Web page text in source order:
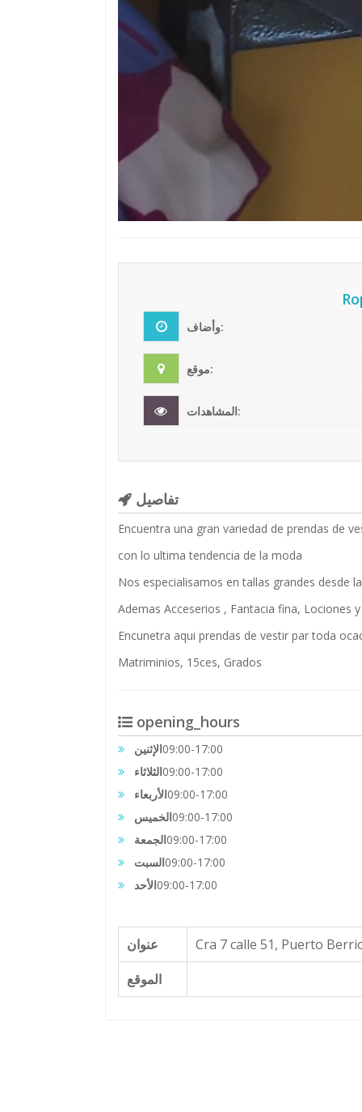
وأضاف:
موقع:
المشاهدات:
تفاصيل
Encuentra una gran variedad de prendas de
con lo ultima tendencia de la moda
Nos especialisamos en tallas grandes desde
Ademas Acceserios , Fantacia fina, Lociones
Encunetra aqui prendas de vestir par toda
Matriminios, 15ces, Grados
opening_hours
الإثنين09:00-17:00
الثلاثاء09:00-17:00
الأربعاء09:00-17:00
الخميس09:00-17:00
الجمعة09:00-17:00
السبت09:00-17:00
الأحد09:00-17:00
عنوان
Cra 7 calle 51, Puerto
الموقع